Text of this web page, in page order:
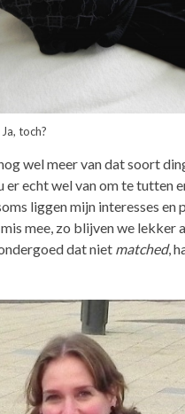
toch?
wel meer van dat soort
er echt wel van om te tutten
liggen mijn interesses
mee, zo blijven we lekker
dat niet matched,